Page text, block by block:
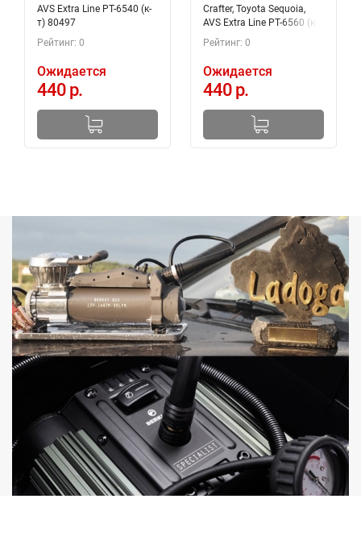
AVS Extra Line PT-6540 (к-
т) 80497
Рейтинг: 0
Ожидается
440 р.
Crafter, Toyota Sequoia,
AVS Extra Line PT-6560 (к-
т) 80419
Рейтинг: 0
Ожидается
440 р.